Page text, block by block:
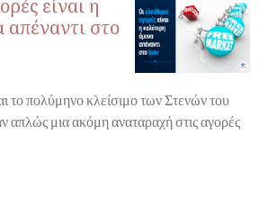
είναι η
στο
το πολύμηνο κλείσιμο των Στενών του
μια ακόμη αναταραχή στις αγορές